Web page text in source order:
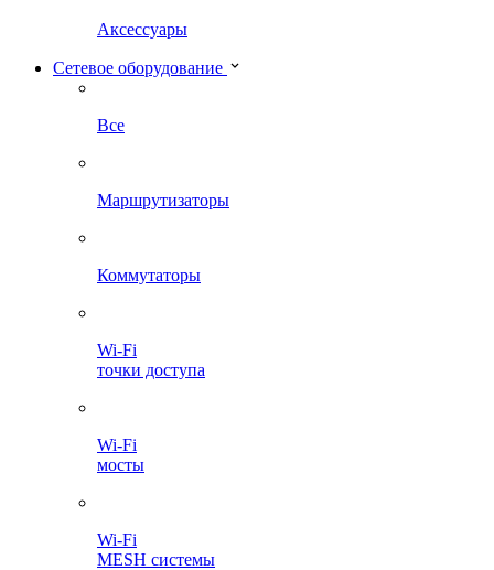
Аксессуары
Сетевое оборудование
Все
Маршрутизаторы
Коммутаторы
Wi-Fi
точки доступа
Wi-Fi
мосты
Wi-Fi
MESH системы